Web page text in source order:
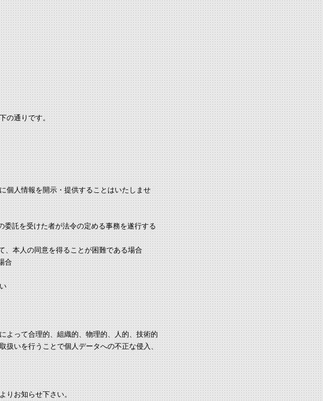
の通りです。
個人情報を開示・提供することはいたしませ
委託を受けた者が法令の定める事務を遂行する
、本人の同意を得ることが困難である場合
合
よって合理的、組織的、物理的、人的、技術的
扱いを行うことで個人データへの不正な侵入、
りお知らせ下さい。